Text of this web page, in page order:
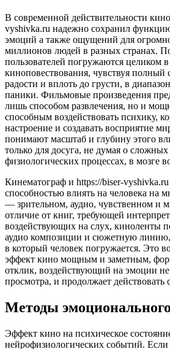
В современной действительности
vyshivka.ru надежно сохранил
эмоций а также ощущений для
миллионов людей в разных странах.
пользователей погружаются целиком
киноповествования, чувствуя
радости и вплоть до грусти, в
паники. Фильмовые произведения
лишь способом развлечения, но и
способным воздействовать психику,
настроение и создавать восприятие
понимают масштаб и глубину этого
только для досуга, не думая о
физиологических процессах, в мозге
Кинематограф и https://biser-
способностью влиять на человека на
— зрительном, аудио, чувственном и
отличие от книг, требующей
воздействующих на слух, киноленты
аудио композиции и сюжетную
в который человек погружается. Это
эффект кино мощным и заметным,
отклик, воздействующий на эмоции не
просмотра, и продолжает действовать
Методы
Эффект кино на психическое
нейрофизиологических событий.